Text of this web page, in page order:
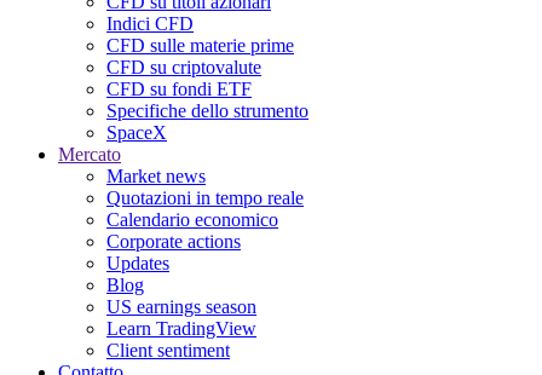
Indici CFD
CFD sulle materie prime
CFD su criptovalute
CFD su fondi ETF
Specifiche dello strumento
SpaceX
Mercato
Market news
Quotazioni in tempo reale
Calendario economico
Corporate actions
Updates
Blog
US earnings season
Learn TradingView
Client sentiment